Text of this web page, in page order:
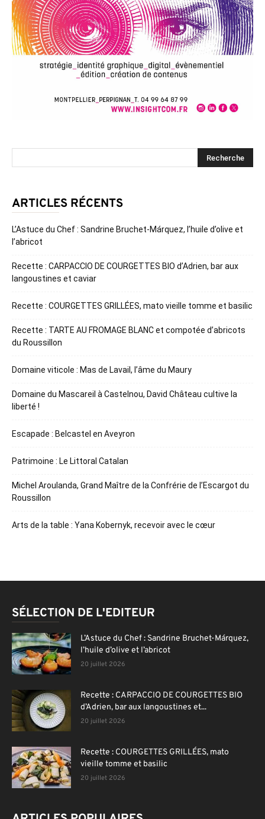
ARTICLES RÉCENTS
L’Astuce du Chef : Sandrine Bruchet-Márquez, l’huile d’olive et
l’abricot
Recette : CARPACCIO DE COURGETTES BIO d’Adrien, bar aux
langoustines et caviar
Recette : COURGETTES GRILLÉES, mato vieille tomme et basilic
Recette : TARTE AU FROMAGE BLANC et compotée d’abricots
du Roussillon
Domaine viticole : Mas de Lavail, l’âme du Maury
Domaine du Mascareil à Castelnou, David Château cultive la
liberté !
Escapade : Belcastel en Aveyron
Patrimoine : Le Littoral Catalan
Michel Aroulanda, Grand Maître de la Confrérie de l’Escargot du
Roussillon
Arts de la table : Yana Kobernyk, recevoir avec le cœur
SÉLECTION DE L'EDITEUR
L’Astuce du Chef : Sandrine Bruchet-Márquez,
l’huile d’olive et l’abricot
20 juillet 2026
Recette : CARPACCIO DE COURGETTES BIO
d’Adrien, bar aux langoustines et...
20 juillet 2026
Recette : COURGETTES GRILLÉES, mato
vieille tomme et basilic
20 juillet 2026